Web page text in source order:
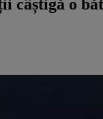
câștigă o